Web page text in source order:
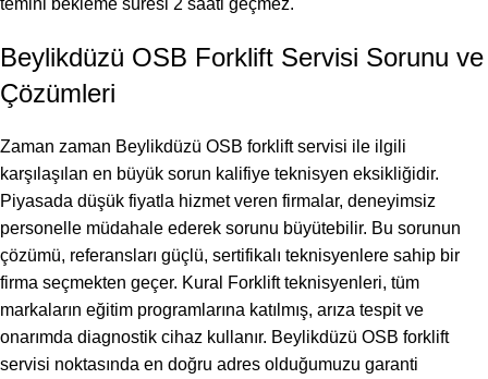
temini bekleme süresi 2 saati geçmez.
Beylikdüzü OSB Forklift Servisi Sorunu ve
Çözümleri
Zaman zaman Beylikdüzü OSB forklift servisi ile ilgili
karşılaşılan en büyük sorun kalifiye teknisyen eksikliğidir.
Piyasada düşük fiyatla hizmet veren firmalar, deneyimsiz
personelle müdahale ederek sorunu büyütebilir. Bu sorunun
çözümü, referansları güçlü, sertifikalı teknisyenlere sahip bir
firma seçmekten geçer. Kural Forklift teknisyenleri, tüm
markaların eğitim programlarına katılmış, arıza tespit ve
onarımda diagnostik cihaz kullanır. Beylikdüzü OSB forklift
servisi noktasında en doğru adres olduğumuzu garanti